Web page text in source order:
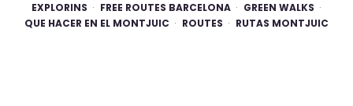
EXPLORINS
FREE ROUTES BARCELONA
GREEN WALKS
QUE HACER EN EL MONTJUIC
ROUTES RUTAS MONTJUIC